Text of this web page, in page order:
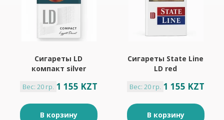
Сигареты LD
компакт silver
Вес: 20 гр. 1 155 KZT
В корзину
Сигареты State Line
LD red
Вес: 20 гр. 1 155 KZT
В корзину